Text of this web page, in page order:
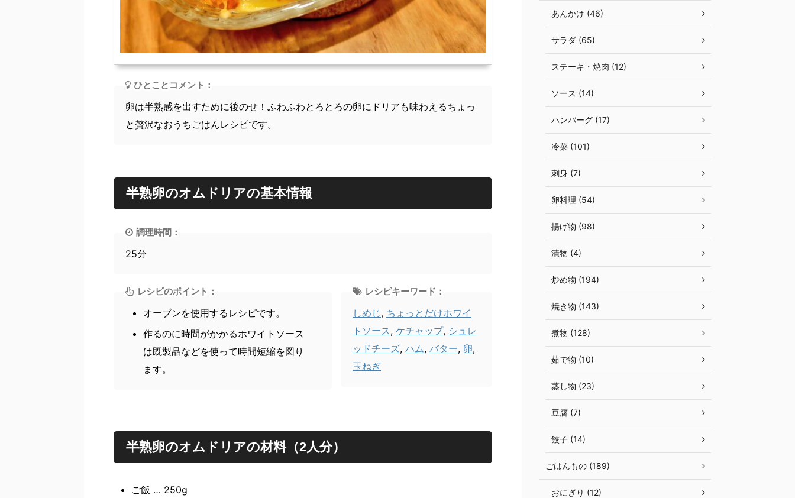
ひとことコメント：
卵は半熟感を出すために後のせ！ふわふわとろとろの卵にドリアも味わえるちょっ
と贅沢なおうちごはんレシピです。
半熟卵のオムドリアの基本情報
調理時間：
25分
レシピのポイント：
オーブンを使用するレシピです。
作るのに時間がかかるホワイトソース
は既製品などを使って時間短縮を図り
ます。
レシピキーワード：
しめじ, ちょっとだけホワイ
トソース , ケチャップ, シュレ
ッドチーズ, ハム, バター, 卵,
玉ねぎ
半熟卵のオムドリアの材料（2人分）
ご飯 … 250g
あんかけ (46)
サラダ (65)
ステーキ・焼肉 (12)
ソース (14)
ハンバーグ (17)
冷菜 (101)
刺身 (7)
卵料理 (54)
揚げ物 (98)
漬物 (4)
炒め物 (194)
焼き物 (143)
煮物 (128)
茹で物 (10)
蒸し物 (23)
豆腐 (7)
餃子 (14)
ごはんもの (189)
おにぎり (12)